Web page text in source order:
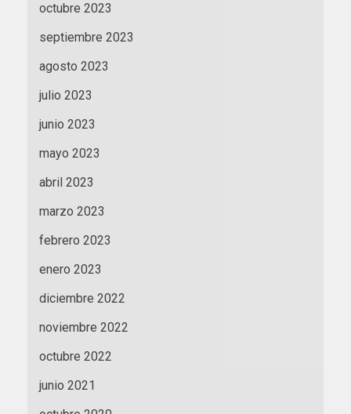
octubre 2023
septiembre 2023
agosto 2023
julio 2023
junio 2023
mayo 2023
abril 2023
marzo 2023
febrero 2023
enero 2023
diciembre 2022
noviembre 2022
octubre 2022
junio 2021